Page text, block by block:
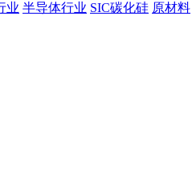
业 半导体行业 SIC碳化硅 原材料